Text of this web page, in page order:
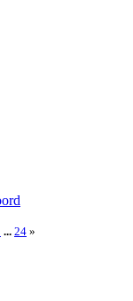
... 24 »